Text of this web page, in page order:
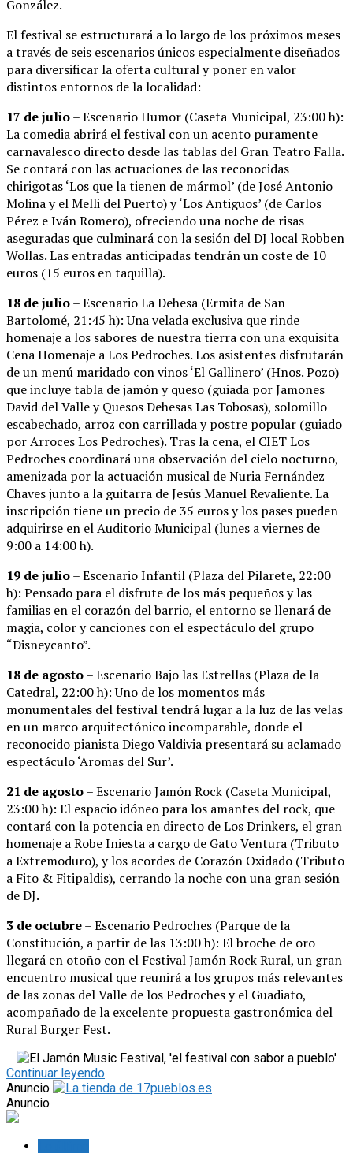
González.
El festival se estructurará a lo largo de los próximos meses
a través de seis escenarios únicos especialmente diseñados
para diversificar la oferta cultural y poner en valor
distintos entornos de la localidad:
17 de julio– Escenario Humor (Caseta Municipal, 23:00 h):
La comedia abrirá el festival con un acento puramente
carnavalesco directo desde las tablas del Gran Teatro Falla.
Se contará con las actuaciones de las reconocidas
chirigotas ‘Los que la tienen de mármol’ (de José Antonio
Molina y el Melli del Puerto) y ‘Los Antiguos’ (de Carlos
Pérez e Iván Romero), ofreciendo una noche de risas
aseguradas que culminará con la sesión del DJ local Robben
Wollas. Las entradas anticipadas tendrán un coste de 10
euros (15 euros en taquilla).
18 de julio– Escenario La Dehesa (Ermita de San
Bartolomé, 21:45 h): Una velada exclusiva que rinde
homenaje a los sabores de nuestra tierra con una exquisita
Cena Homenaje a Los Pedroches. Los asistentes disfrutarán
de un menú maridado con vinos ‘El Gallinero’ (Hnos. Pozo)
que incluye tabla de jamón y queso (guiada por Jamones
David del Valle y Quesos Dehesas Las Tobosas), solomillo
escabechado, arroz con carrillada y postre popular (guiado
por Arroces Los Pedroches). Tras la cena, el CIET Los
Pedroches coordinará una observación del cielo nocturno,
amenizada por la actuación musical de Nuria Fernández
Chaves junto a la guitarra de Jesús Manuel Revaliente. La
inscripción tiene un precio de 35 euros y los pases pueden
adquirirse en el Auditorio Municipal (lunes a viernes de
9:00 a 14:00 h).
19 de julio– Escenario Infantil (Plaza del Pilarete, 22:00
h): Pensado para el disfrute de los más pequeños y las
familias en el corazón del barrio, el entorno se llenará de
magia, color y canciones con el espectáculo del grupo
“Disneycanto”.
18 de agosto– Escenario Bajo las Estrellas (Plaza de la
Catedral, 22:00 h): Uno de los momentos más
monumentales del festival tendrá lugar a la luz de las velas
en un marco arquitectónico incomparable, donde el
reconocido pianista Diego Valdivia presentará su aclamado
espectáculo ‘Aromas del Sur’.
21 de agosto– Escenario Jamón Rock (Caseta Municipal,
23:00 h): El espacio idóneo para los amantes del rock, que
contará con la potencia en directo de Los Drinkers, el gran
homenaje a Robe Iniesta a cargo de Gato Ventura (Tributo
a Extremoduro), y los acordes de Corazón Oxidado (Tributo
a Fito & Fitipaldis), cerrando la noche con una gran sesión
de DJ.
3 de octubre– Escenario Pedroches (Parque de la
Constitución, a partir de las 13:00 h): El broche de oro
llegará en otoño con el Festival Jamón Rock Rural, un gran
encuentro musical que reunirá a los grupos más relevantes
de las zonas del Valle de los Pedroches y el Guadiato,
acompañado de la excelente propuesta gastronómica del
Rural Burger Fest.
Continuar leyendo
Anuncio
Anuncio